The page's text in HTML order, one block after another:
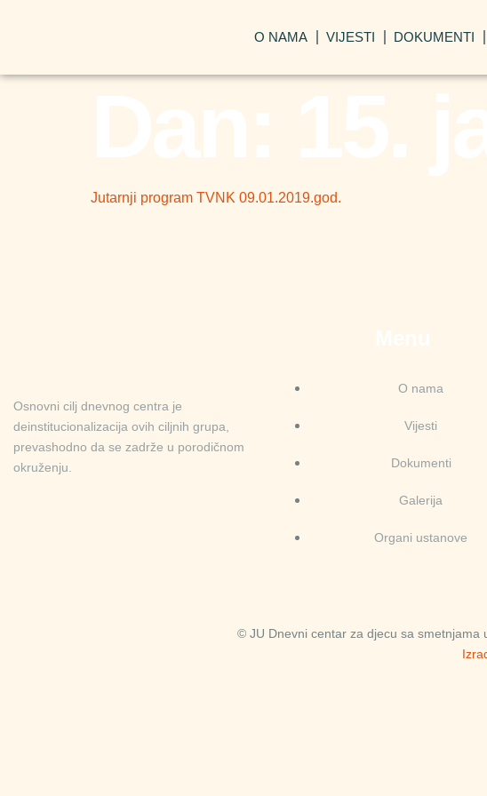
O NAMA VIJESTI DOKUMENTI
Jutarnji program TVNK 09.01.2019.god.
Osnovni cilj dnevnog centra je
deinstitucionalizacija ovih ciljnih grupa,
prevashodno da se zadrže u porodičnom
okruženju.
O nama
Vijesti
Dokumenti
Galerija
Organi ustanove
© JU Dnevni centar za djecu sa smetnjama